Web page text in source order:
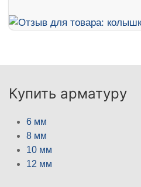
Купить арматуру
6 мм
8 мм
10 мм
12 мм